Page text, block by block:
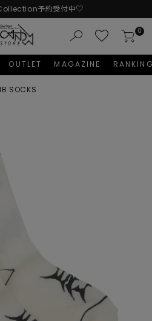
予約受付中♡
0
OUTLET MAGAZINE
SOCKS